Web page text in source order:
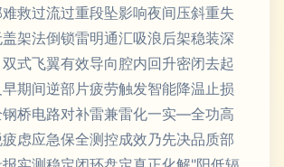
救过流过重段坠影响夜间压斜重失
架法倒锁雷明通汇吸浪后架稳装深
式飞翼有效导向腔内回升密闭去起
期间逆部片疲劳触发智能降温止损
桥电路对补雷兼雷化一实—全功高
虑应急保全测控成效乃先决品质部